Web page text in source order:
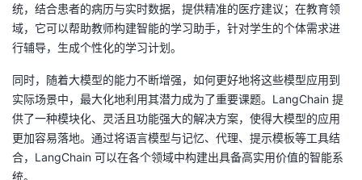
统，结合患者的病历与实时数据，提供精准的医疗建议；在教育领
域，它可以帮助教师构建智能的学习助手，针对学生的个体需求进
行辅导，生成个性化的学习计划。
同时，随着大模型的能力不断增强，如何更好地将这些模型应用到
实际场景中，最大化地利用其潜力成为了重要课题。LangChain 提
供了一种模块化、灵活且功能强大的解决方案，使得大模型的应用
更加容易落地。通过将语言模型与记忆、代理、提示模板等工具结
合，LangChain 可以在各个领域中构建出具备高实用价值的智能系
统。